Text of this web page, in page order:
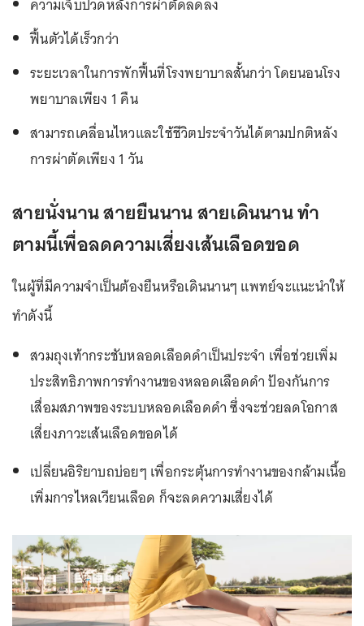
ฟื้นตัวได้เร็วกว่า
ระยะเวลาในการพักฟื้นที่โรงพยาบาลสั้นกว่า โดยนอนโรง
พยาบาลเพียง 1 คืน
สามารถเคลื่อนไหวและใช้ชีวิตประจำวันได้ตามปกติหลัง
การผ่าตัดเพียง 1 วัน
สายนั่งนาน สายยืนนาน สายเดินนาน ทำ
ตามนี้เพื่อลดความเสี่ยงเส้นเลือดขอด
ในผู้ที่มีความจำเป็นต้องยืนหรือเดินนานๆ แพทย์จะแนะนำให้
ทำดังนี้
สวมถุงเท้ากระชับหลอดเลือดดำเป็นประจำ เพื่อช่วยเพิ่ม
ประสิทธิภาพการทำงานของหลอดเลือดดำ ป้องกันการ
เสื่อมสภาพของระบบหลอดเลือดดำ ซึ่งจะช่วยลดโอกาส
เสี่ยงภาวะเส้นเลือดขอดได้
เปลี่ยนอิริยาบถบ่อยๆ เพื่อกระตุ้นการทำงานของกล้ามเนื้อ
เพิ่มการไหลเวียนเลือด ก็จะลดความเสี่ยงได้